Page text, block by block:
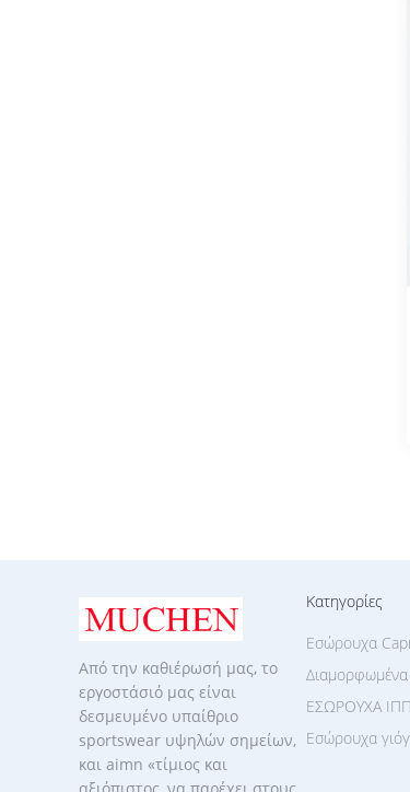
Από την καθιέρωσή μας, το
εργοστάσιό μας είναι
δεσμευμένο υπαίθριο
sportswear υψηλών σημείων,
και aimn «τίμιος και
Κατηγορίες
Εσώρουχα
Εσώρουχα
ΕΣΩΡΟΥΧΑ